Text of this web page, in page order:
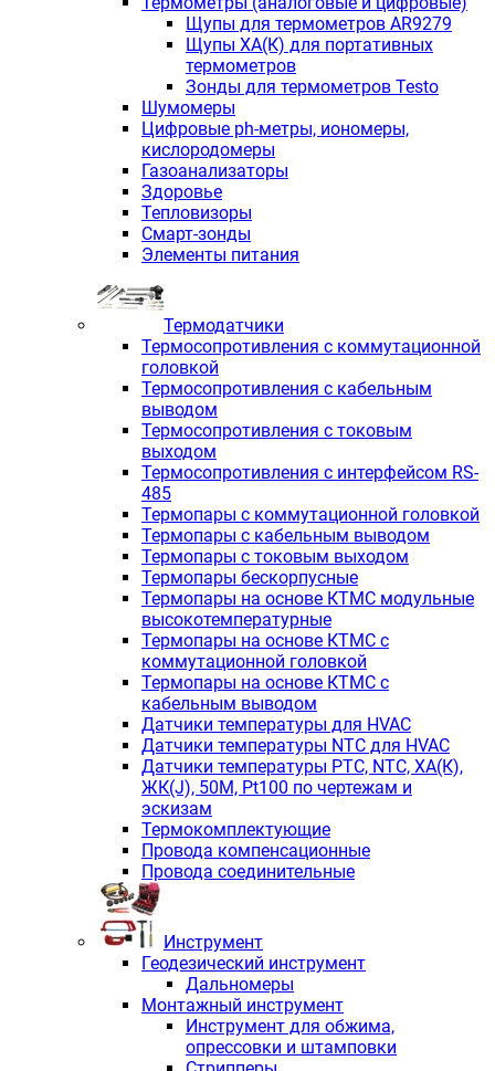
Щупы для термометров AR9279
Щупы ХА(К) для портативных
термометров
Зонды для термометров Testo
Шумомеры
Цифровые ph-метры, иономеры,
кислородомеры
Газоанализаторы
Здоровье
Тепловизоры
Смарт-зонды
Элементы питания
Термодатчики
Термосопротивления с коммутационной
головкой
Термосопротивления с кабельным
выводом
Термосопротивления с токовым
выходом
Термосопротивления с интерфейсом RS-
485
Термопары с коммутационной головкой
Термопары с кабельным выводом
Термопары с токовым выходом
Термопары бескорпусные
Термопары на основе КТМС модульные
высокотемпературные
Термопары на основе КТМС с
коммутационной головкой
Термопары на основе КТМС с
кабельным выводом
Датчики температуры для HVAC
Датчики температуры NTC для HVAC
Датчики температуры PTС, NTC, ХА(К),
ЖК(J), 50М, Pt100 по чертежам и
эскизам
Термокомплектующие
Провода компенсационные
Провода соединительные
Инструмент
Геодезический инструмент
Дальномеры
Монтажный инструмент
Инструмент для обжима,
опрессовки и штамповки